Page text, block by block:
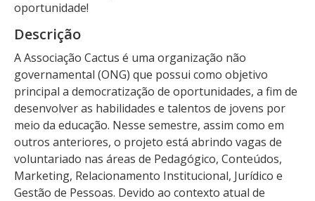
oportunidade!
Descrição
A Associação Cactus é uma organização não
governamental (ONG) que possui como objetivo
principal a democratização de oportunidades, a fim de
desenvolver as habilidades e talentos de jovens por
meio da educação. Nesse semestre, assim como em
outros anteriores, o projeto está abrindo vagas de
voluntariado nas áreas de Pedagógico, Conteúdos,
Marketing, Relacionamento Institucional, Jurídico e
Gestão de Pessoas. Devido ao contexto atual de